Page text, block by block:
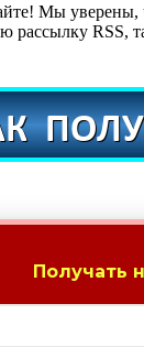
Мы уверены,
рассылку RSS,
Получать